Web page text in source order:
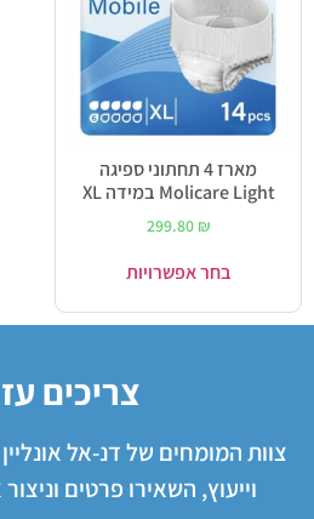
מארז 4 תחתוני ספיגה
Molicare Light במידה XL
299.80 ₪
בחר אפשרויות
צריכים
צוות המומחים של דנ-אל
וייעוץ, השאירו פרטים